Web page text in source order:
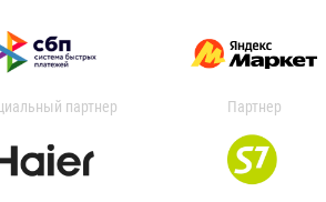
партнер Партнер